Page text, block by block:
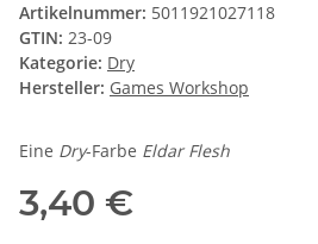
Artikelnummer: 5011921027118
GTIN: 23-09
Kategorie: Dry
Hersteller: Games Workshop
Eine Dry-Farbe Eldar Flesh
3,40 €